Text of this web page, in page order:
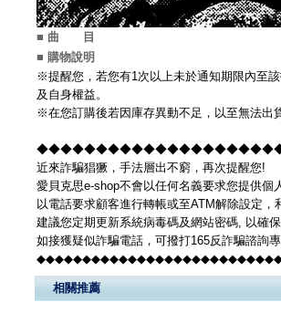
■ 曲 目
■ 購物說明
※提醒您，若您有1次以上未於通知期限內至
及自身權益。
※在您訂購後若因庫存異動不足，以至無法出
◆◆◆◆◆◆◆◆◆◆◆◆◆◆◆◆◆◆◆◆◆◆◆◆
近來詐騙猖獗，手法層出不窮，再次提醒您!
愛貝克思e-shop不會以任何名義要求您提供個
以電話要求顧客進行轉帳或至ATM解除設定
建議您定期更新系統病毒碼及網站密碼, 以確
如接獲疑似詐騙電話，可撥打165反詐騙諮詢
相關推薦